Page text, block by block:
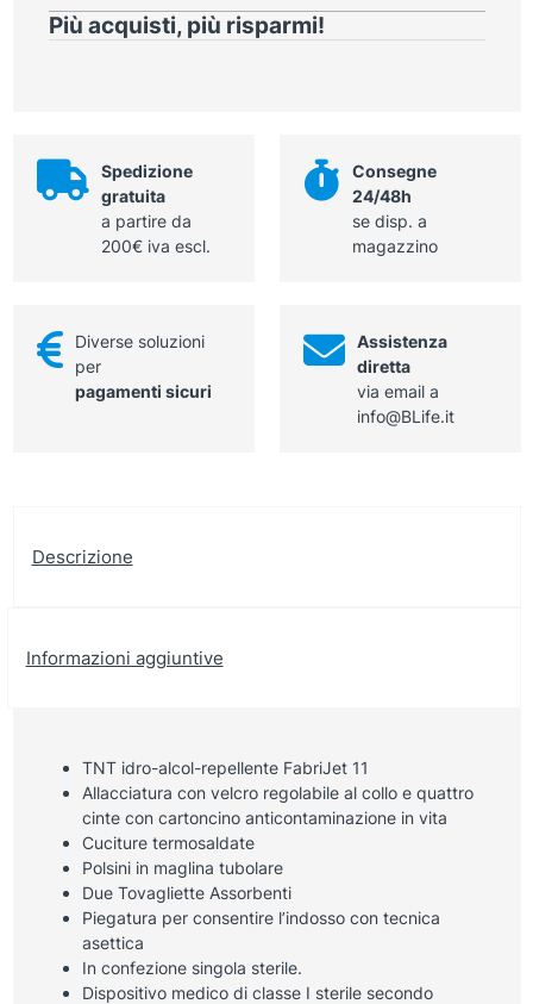
TNT
L
Più acquisti, più risparmi!
Spedizione
gratuita
a partire da
200€ iva escl.
Consegne
24/48h
se disp. a
magazzino
Diverse soluzioni
per
pagamenti sicuri
Assistenza
diretta
via email a
info@BLife.it
Descrizione
Informazioni aggiuntive
TNT idro-alcol-repellente FabriJet 11
Allacciatura con velcro regolabile al collo e quattro
cinte con cartoncino anticontaminazione in vita
Cuciture termosaldate
Polsini in maglina tubolare
Due Tovagliette Assorbenti
Piegatura per consentire l’indosso con tecnica
asettica
In confezione singola sterile.
Dispositivo medico di classe I sterile secondo